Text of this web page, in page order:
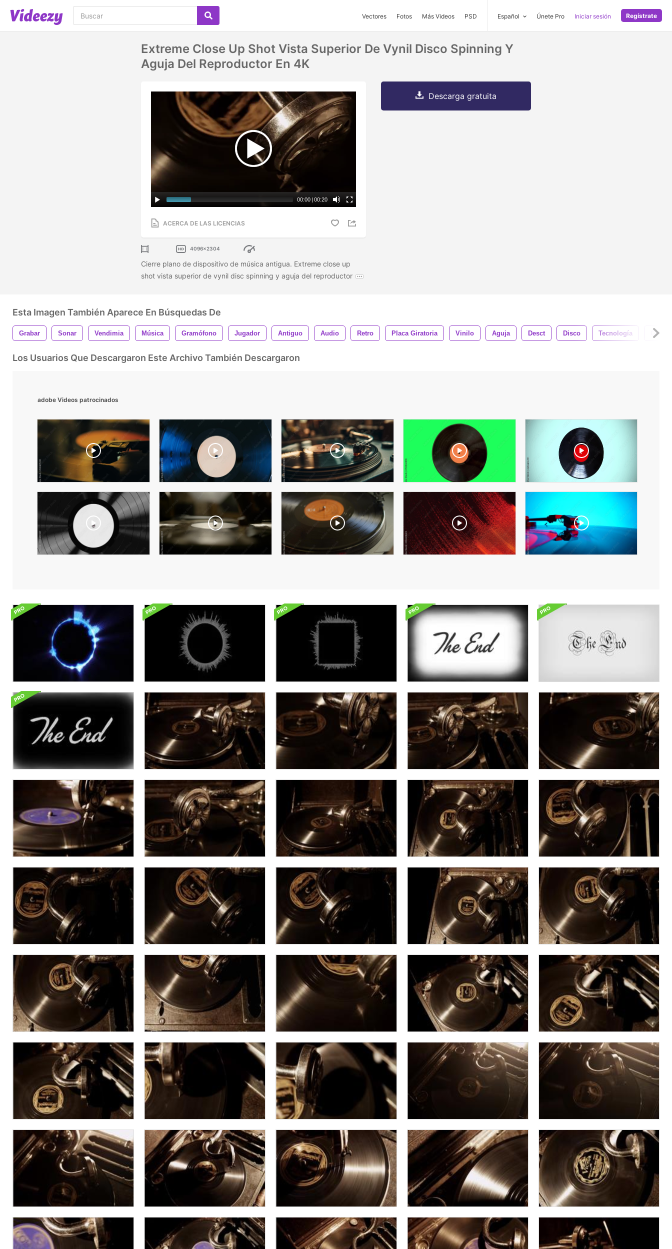
Vectores Fotos Más Videos PSD Español Únete Pro Iniciar sesión Regístrate
Extreme Close Up Shot Vista Superior De Vynil Disco Spinning Y
Aguja Del Reproductor En 4K
00:00 | 00:20
ACERCA DE LAS LICENCIAS
4096x2304
Cierre plano de dispositivo de música antigua. Extreme close up
shot vista superior de vynil disc spinning y aguja del reproductor
Descarga gratuita
Esta Imagen También Aparece En Búsquedas De
Grabar Sonar Vendimia Música Gramófono Jugador Antiguo Audio Retro Placa Giratoria Vinilo Aguja Desct Disco Tecnología
Los Usuarios Que Descargaron Este Archivo También Descargaron
adobe Videos patrocinados